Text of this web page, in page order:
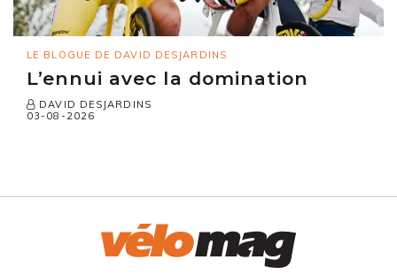
LE BLOGUE DE DAVID DESJARDINS
L’ennui avec la domination
DAVID DESJARDINS
03-08-2026